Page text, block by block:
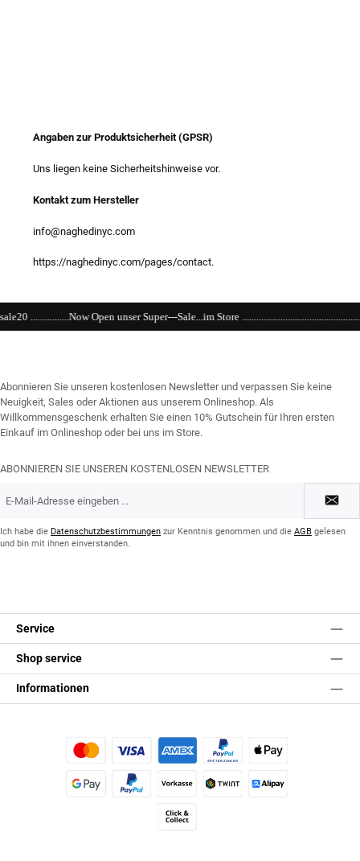
Angaben zur Produktsicherheit (GPSR)
Uns liegen keine Sicherheitshinweise vor.
Kontakt zum Hersteller
info@naghedinyc.com
https://naghedinyc.com/pages/contact.
Open unser Super---Sale...im Store
Abonnieren Sie unseren kostenlosen Newsletter und verpassen Sie keine
Neuigkeit, Sales oder Aktionen aus unserem Onlineshop. Als
Willkommensgeschenk erhalten Sie einen 10% Gutschein für Ihren ersten
Einkauf im Onlineshop oder bei uns im Store.
ABONNIEREN SIE UNSEREN KOSTENLOSEN NEWSLETTER
Mail-
*Ich habe die Datenschutzbestimmungen zur Kenntnis genommen und die AGB gelesen
und bin mit ihnen einverstanden.
Service
Shop service
Informationen
Kredit- oder Debitkarte Später BezahlenApple Pay
Vorkasse